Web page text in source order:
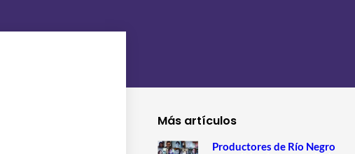
Más artículos
Productores de Río Negro